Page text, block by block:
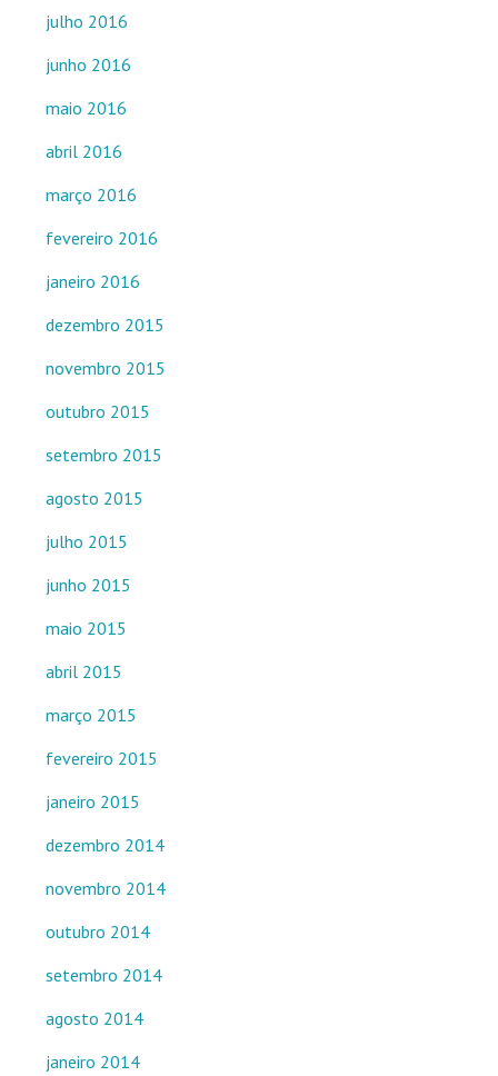
julho 2016
junho 2016
maio 2016
abril 2016
março 2016
fevereiro 2016
janeiro 2016
dezembro 2015
novembro 2015
outubro 2015
setembro 2015
agosto 2015
julho 2015
junho 2015
maio 2015
abril 2015
março 2015
fevereiro 2015
janeiro 2015
dezembro 2014
novembro 2014
outubro 2014
setembro 2014
agosto 2014
janeiro 2014